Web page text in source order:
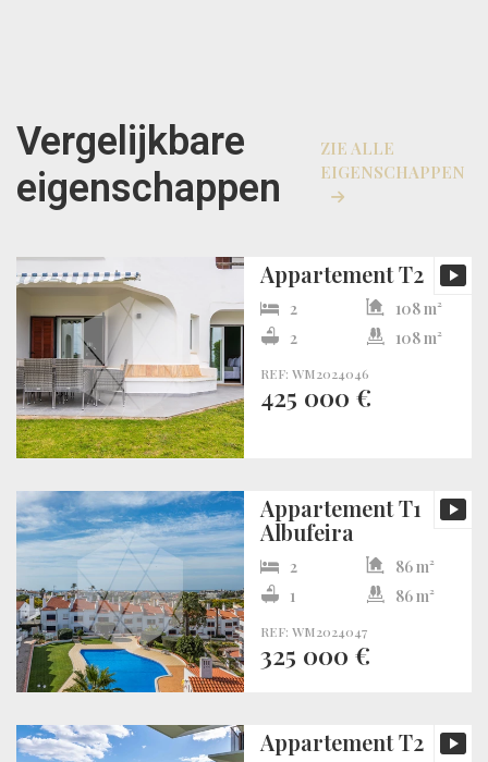
Vergelijkbare
eigenschappen
ZIE ALLE
EIGENSCHAPPEN
Appartement T2
2
108 m²
2
108 m²
REF: WM2024046
425 000 €
Appartement T1
Albufeira
2
86 m²
1
86 m²
REF: WM2024047
325 000 €
Appartement T2